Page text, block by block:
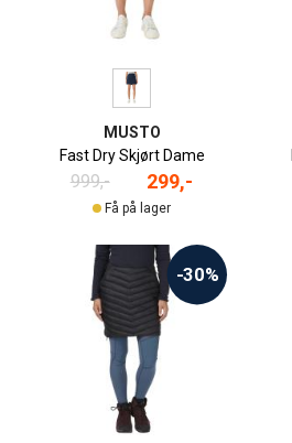
MUSTO
Fast Dry Skjørt Dame
999,- 299,-
Få på lager
-30%